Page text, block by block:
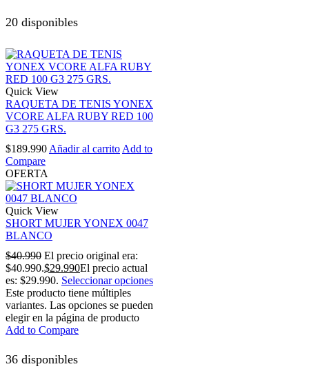
20 disponibles
Quick View
RAQUETA DE TENIS YONEX
VCORE ALFA RUBY RED 100
G3 275 GRS.
$189.990 Añadir al carrito Add to
Compare
OFERTA
Quick View
SHORT MUJER YONEX 0047
BLANCO
$40.990 El precio original era:
$40.990.$29.990El precio actual
es: $29.990. Seleccionar opciones
Este producto tiene múltiples
variantes. Las opciones se pueden
elegir en la página de producto
Add to Compare
36 disponibles